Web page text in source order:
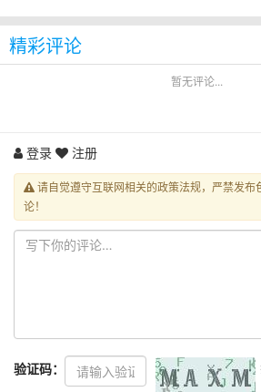
精彩评论
暂无评论...
登录 注册
请自觉遵守互联网相关的政策法规，严禁发布
论！
验证码：